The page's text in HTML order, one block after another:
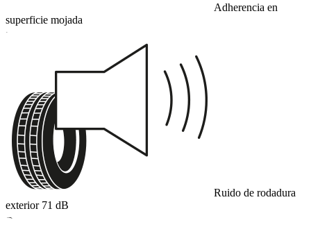
Adherencia en
superficie mojada
C
Ruido de rodadura
exterior 71 dB
B